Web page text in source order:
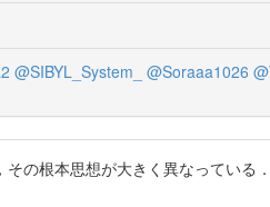
@SIBYL_System_ @Soraaa1026
の根本思想が大きく異なっている